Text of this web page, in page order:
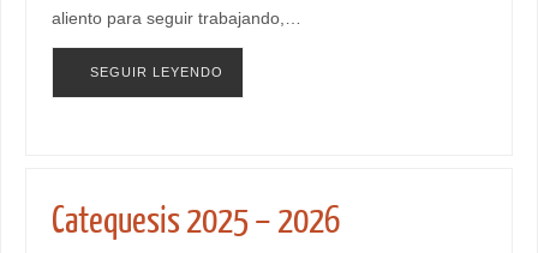
aliento para seguir trabajando,…
SEGUIR LEYENDO
Catequesis 2025 – 2026